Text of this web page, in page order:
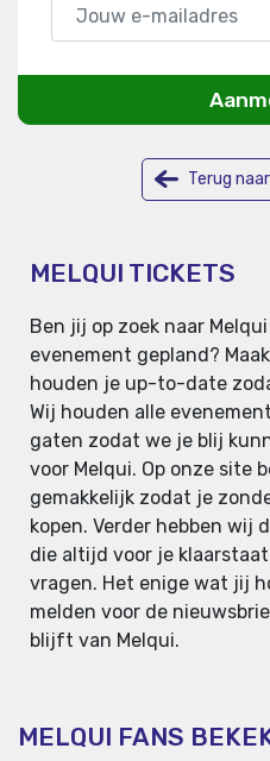
Terug
MELQUI TICKETS
Ben jij op zoek naar
evenement gepland?
houden je up-to-date
Wij houden alle
gaten zodat we je blij
voor Melqui. Op onze site
gemakkelijk zodat je
kopen. Verder hebben wij
die altijd voor je
vragen. Het enige wat jij
melden voor de
blijft van Melqui.
MELQUI FANS